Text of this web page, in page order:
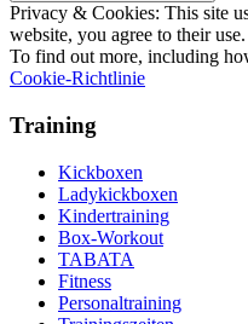
Privacy & Cookies: This site
website, you agree to their use.
To find out more, including
Cookie-Richtlinie
Training
Kickboxen
Ladykickboxen
Kindertraining
Box-Workout
TABATA
Fitness
Personaltraining